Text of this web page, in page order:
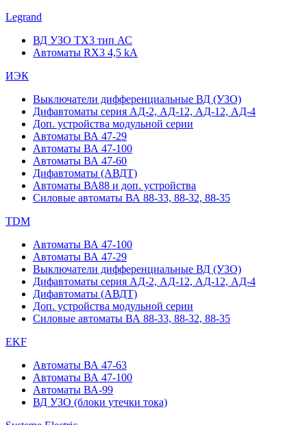
Legrand
ВД УЗО TX3 тип АС
Автоматы RX3 4,5 kA
ИЭК
Выключатели дифференциальные ВД (УЗО)
Дифавтоматы серия АД-2, АД-12, АД-12, АД-4
Доп. устройства модульной серии
Автоматы ВА 47-29
Автоматы ВА 47-100
Автоматы ВА 47-60
Дифавтоматы (АВДТ)
Автоматы ВА88 и доп. устройства
Силовые автоматы ВА 88-33, 88-32, 88-35
TDM
Автоматы ВА 47-100
Автоматы ВА 47-29
Выключатели дифференциальные ВД (УЗО)
Дифавтоматы серия АД-2, АД-12, АД-12, АД-4
Дифавтоматы (АВДТ)
Доп. устройства модульной серии
Силовые автоматы ВА 88-33, 88-32, 88-35
EKF
Автоматы ВА 47-63
Автоматы ВА 47-100
Автоматы ВА-99
ВД УЗО (блоки утечки тока)